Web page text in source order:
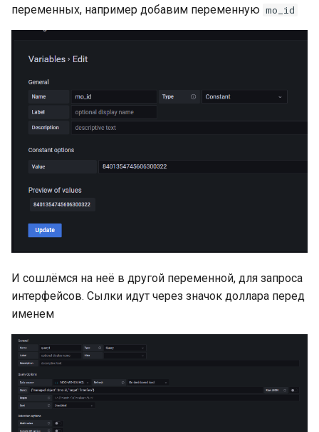
переменных, например добавим переменную mo_id
И сошлёмся на неё в другой переменной, для запроса
интерфейсов. Сылки идут через значок доллара перед
именем